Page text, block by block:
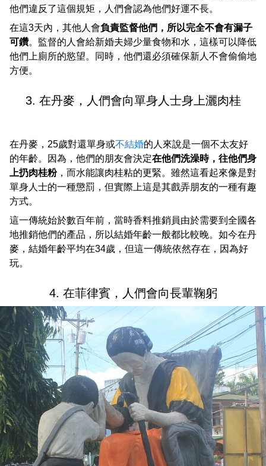
他們違反了這個規矩，人們會認為他們好運不長。
在這3天內，其他人會負責監督他們，所以完全不會有漏子
可鑽。監督的人會給新婚夫婦少量食物和水，這樣可以降低
他們上廁所的慾望。同時，他們還必須確保新人不會偷偷地
方便。
3. 在丹麥，人們會向單身人士身上灑肉桂
在丹麥，25歲對還單身或不結婚的人來說是一個不太友好
的年齡。因為，他們的朋友會決定在他們洗澡時，往他們身
上扔肉桂粉，而水能讓肉桂粘的更緊。雖然這看起來像是對
單身人士的一種懲罰，但實際上這是其戲弄朋友的一種有趣
方式。
這一傳統始於數百年前，當時香料推銷員由於需要到全國各
地推銷他們的產品，所以結婚年齡一般都比較晚。如今在丹
麥，結婚年齡平均在34歲，但這一傳統依然存在，因為好
玩。
4. 在菲律賓，人們會向長輩鞠躬